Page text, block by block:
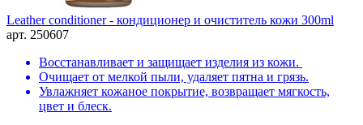
Leather conditioner - кондиционер и очиститель кожи 300ml
арт. 250607
Восстанавливает и защищает изделия из кожи.
Очищает от мелкой пыли, удаляет пятна и грязь.
Увлажняет кожаное покрытие, возвращает мягкость,
цвет и блеск.